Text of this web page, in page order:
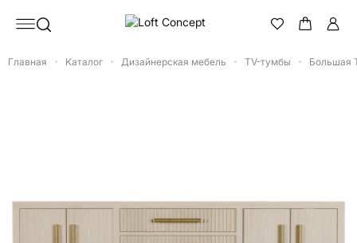
Главная Каталог Дизайнерская мебель TV-тумбы Большая